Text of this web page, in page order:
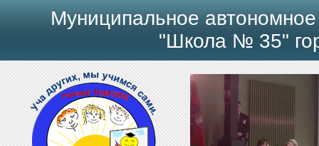
Муниципальное
"Школа № 35"